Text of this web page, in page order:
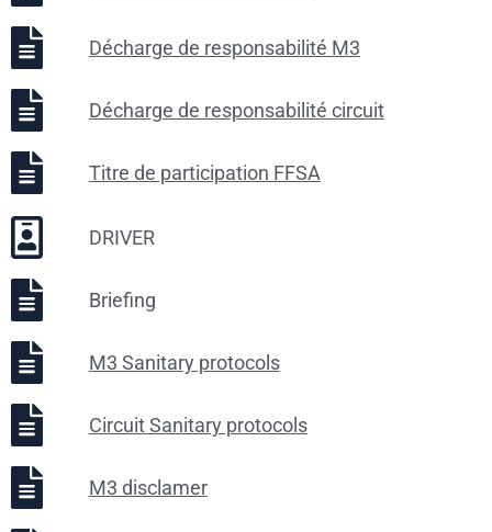
Décharge de responsabilité M3
Décharge de responsabilité circuit
Titre de participation FFSA
DRIVER
Briefing
M3 Sanitary protocols
Circuit Sanitary protocols
M3 disclamer